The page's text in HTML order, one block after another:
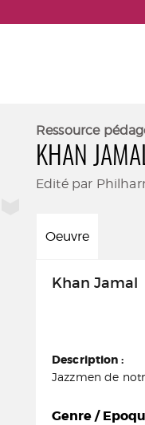
Ressource
KHAN
Edité par
Oeuvre
Khan Jamal
Description :
Jazzmen de
Genre /